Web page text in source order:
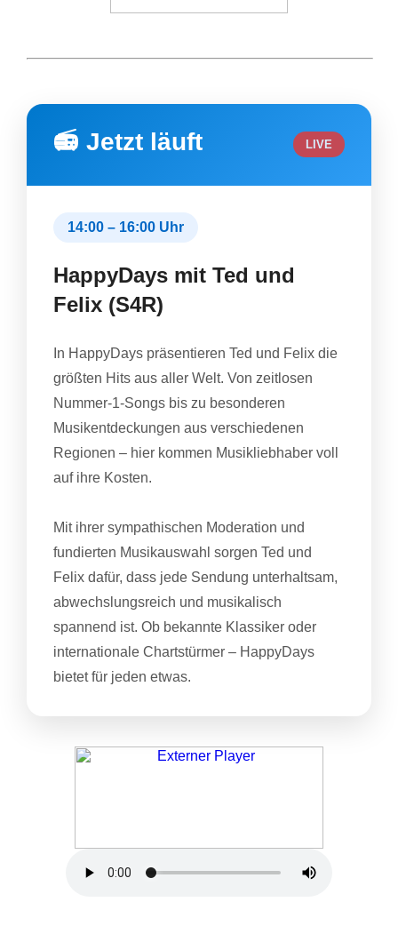
📻 Jetzt läuft LIVE
14:00 – 16:00 Uhr
HappyDays mit Ted und
Felix (S4R)
In HappyDays präsentieren Ted und Felix die
größten Hits aus aller Welt. Von zeitlosen
Nummer-1-Songs bis zu besonderen
Musikentdeckungen aus verschiedenen
Regionen – hier kommen Musikliebhaber voll
auf ihre Kosten.
Mit ihrer sympathischen Moderation und
fundierten Musikauswahl sorgen Ted und
Felix dafür, dass jede Sendung unterhaltsam,
abwechslungsreich und musikalisch
spannend ist. Ob bekannte Klassiker oder
internationale Chartstürmer – HappyDays
bietet für jeden etwas.